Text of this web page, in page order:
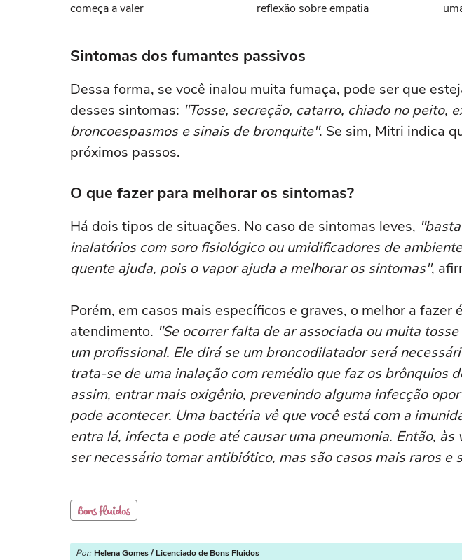
começa a valer
reflexão sobre empatia
Sintomas dos fumantes passivos
Dessa forma, se você inalou muita fumaça, pode ser que
desses sintomas: "Tosse, secreção, catarro, chiado no peito,
broncoespasmos e sinais de bronquite". Se sim, Mitri indica
próximos passos.
O que fazer para melhorar os sintomas?
Há dois tipos de situações. No caso de sintomas leves,
inalatórios com soro fisiológico ou umidificadores de
quente ajuda, pois o vapor ajuda a melhorar os sintomas",
Porém, em casos mais específicos e graves, o melhor a fazer
atendimento. "Se ocorrer falta de ar associada ou muita
um profissional. Ele dirá se um broncodilatador será
trata-se de uma inalação com remédio que faz os brônquios
assim, entrar mais oxigênio, prevenindo alguma infecção
pode acontecer. Uma bactéria vê que você está com a
entra lá, infecta e pode até causar uma pneumonia. Então,
ser necessário tomar antibiótico, mas são casos mais raros e
Por: Helena Gomes / Licenciado de Bons Fluidos